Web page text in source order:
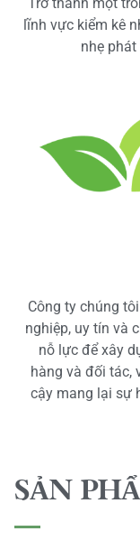
lĩnh vực kiểm kê
nhẹ
Công ty chúng
nghiệp, uy tín và
nỗ lực để xây
hàng và đối tác,
cậy mang lại sự
SẢN